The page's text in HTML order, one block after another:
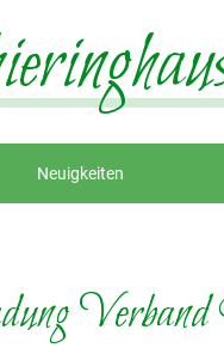
Neuigkeiten
Verband